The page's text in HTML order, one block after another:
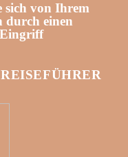
sich von Ihrem
durch einen
REISEFÜHRER